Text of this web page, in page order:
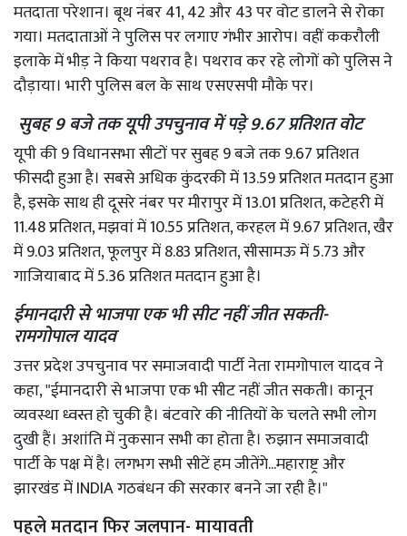
मतदाता परेशान। बूथ नंबर 41, 42 और 43 पर वोट डालने से रोका
गया। मतदाताओं ने पुलिस पर लगाए गंभीर आरोप। वहीं ककरौली
इलाके में भीड़ ने किया पथराव है। पथराव कर रहे लोगों को पुलिस ने
दौड़ाया। भारी पुलिस बल के साथ एसएसपी मौके पर।
सुबह 9 बजे तक यूपी उपचुनाव में पड़े 9.67 प्रतिशत वोट
यूपी की 9 विधानसभा सीटों पर सुबह 9 बजे तक 9.67 प्रतिशत
फीसदी हुआ है। सबसे अधिक कुंदरकी में 13.59 प्रतिशत मतदान हुआ
है, इसके साथ ही दूसरे नंबर पर मीरापुर में 13.01 प्रतिशत, कटेहरी में
11.48 प्रतिशत, मझवां में 10.55 प्रतिशत, करहल में 9.67 प्रतिशत, खैर
में 9.03 प्रतिशत, फूलपुर में 8.83 प्रतिशत, सीसामऊ में 5.73 और
गाजियाबाद में 5.36 प्रतिशत मतदान हुआ है।
ईमानदारी से भाजपा एक भी सीट नहीं जीत सकती-
रामगोपाल यादव
उत्तर प्रदेश उपचुनाव पर समाजवादी पार्टी नेता रामगोपाल यादव ने
कहा, "ईमानदारी से भाजपा एक भी सीट नहीं जीत सकती। कानून
व्यवस्था ध्वस्त हो चुकी है। बंटवारे की नीतियों के चलते सभी लोग
दुखी हैं। अशांति में नुकसान सभी का होता है। रुझान समाजवादी
पार्टी के पक्ष में है। लगभग सभी सीटें हम जीतेंगे...महाराष्ट्र और
झारखंड में INDIA गठबंधन की सरकार बनने जा रही है।"
पहले मतदान फिर जलपान- मायावती